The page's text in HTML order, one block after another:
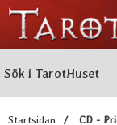
Startsidan CD -